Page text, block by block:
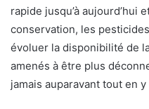
rapide jusqu’à aujourd’hui
conservation, les
évoluer la disponibilité de
amenés à être plus
jamais auparavant tout en